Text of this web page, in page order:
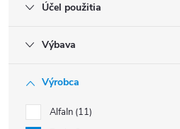
Účel použitia
Výbava
Výrobca
AlfaIn 11